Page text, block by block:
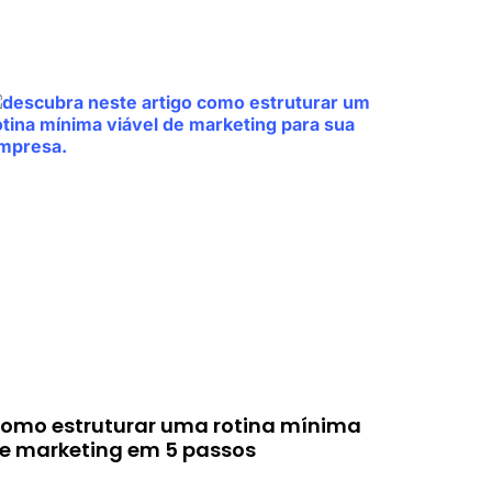
estruturar uma rotina mínima
marketing em 5 passos